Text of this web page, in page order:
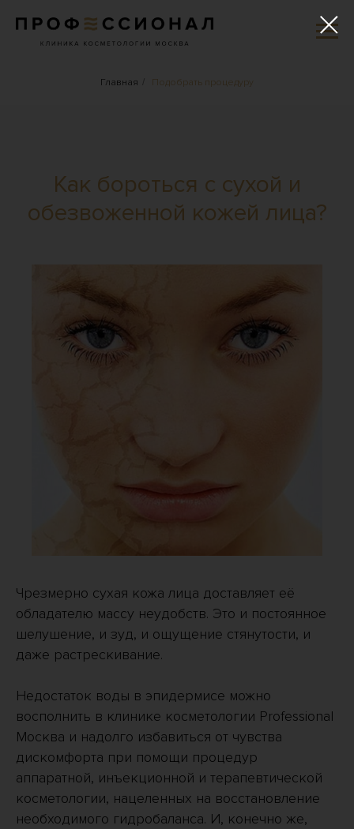
Главная Подобрать процедуру
Как бороться с сухой и
обезвоженной кожей лица?
Чрезмерно сухая кожа лица доставляет её
обладателю массу неудобств. Это и постоянное
шелушение, и зуд, и ощущение стянутости, и
даже растрескивание.
Недостаток воды в эпидермисе можно
восполнить в клинике косметологии Professional
Москва и надолго избавиться от чувства
дискомфорта при помощи процедур
аппаратной, инъекционной и терапевтической
косметологии, нацеленных на восстановление
необходимого гидробаланса. И, конечно же,